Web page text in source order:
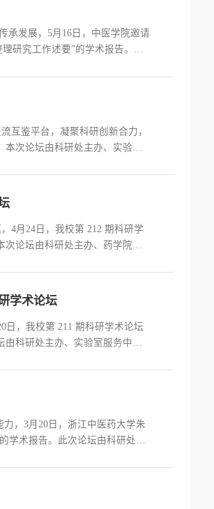
承发展，5月16日，中医学院邀请
研究工作述要”的学术报告。王
互鉴平台，凝聚科研创新合力，
次论坛由科研处主办、实验动
4月24日，我校第 212 期科研学
论坛由科研处主办、药学院承
学术论坛
日，我校第 211 期科研学术论坛
科研处主办、实验室服务中心
，3月20日，浙江中医药大学朱
学术报告。此次论坛由科研处主